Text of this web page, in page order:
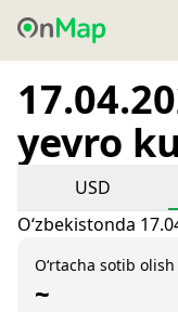
yevro
USD
Oʻzbekistonda
O‘rtacha sotib olish
~